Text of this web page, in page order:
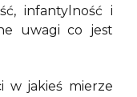
infantylność i
uwagi co jest
w jakieś mierze